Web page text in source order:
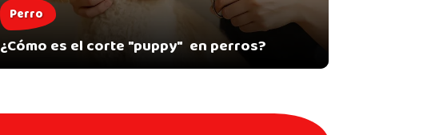
Perro
¿Cómo es el corte "puppy" en perros?